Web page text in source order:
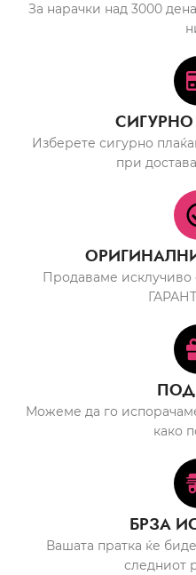
За нарачки над 3000
Изберете сигурно
при
Продаваме
Можеме да го
како
БРЗА
Вашата пратка ќе
следниот